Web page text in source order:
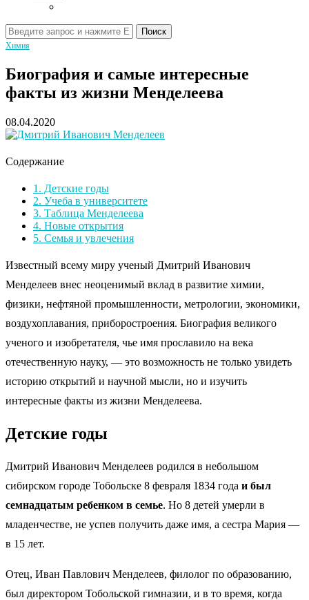
Поиск
Химия
Биография и самые интересные
факты из жизни Менделеева
08.04.2020
Содержание
1. Детские годы
2. Учеба в университете
3. Таблица Менделеева
4. Новые открытия
5. Семья и увлечения
Известный всему миру ученый Дмитрий Иванович
Менделеев внес неоценимый вклад в развитие химии,
физики, нефтяной промышленности, метрологии, экономики,
воздухоплавания, приборостроения. Биография великого
ученого и изобретателя, чье имя прославило на века
отечественную науку, — это возможность не только увидеть
историю открытий и научной мысли, но и изучить
интересные факты из жизни Менделеева.
Детские годы
Дмитрий Иванович Менделеев родился в небольшом
сибирском городе Тобольске 8 февраля 1834 года и был
семнадцатым ребенком в семье. Но 8 детей умерли в
младенчестве, не успев получить даже имя, а сестра Мария —
в 15 лет.
Отец, Иван Павлович Менделеев, филолог по образованию,
был директором Тобольской гимназии, и в то время, когда